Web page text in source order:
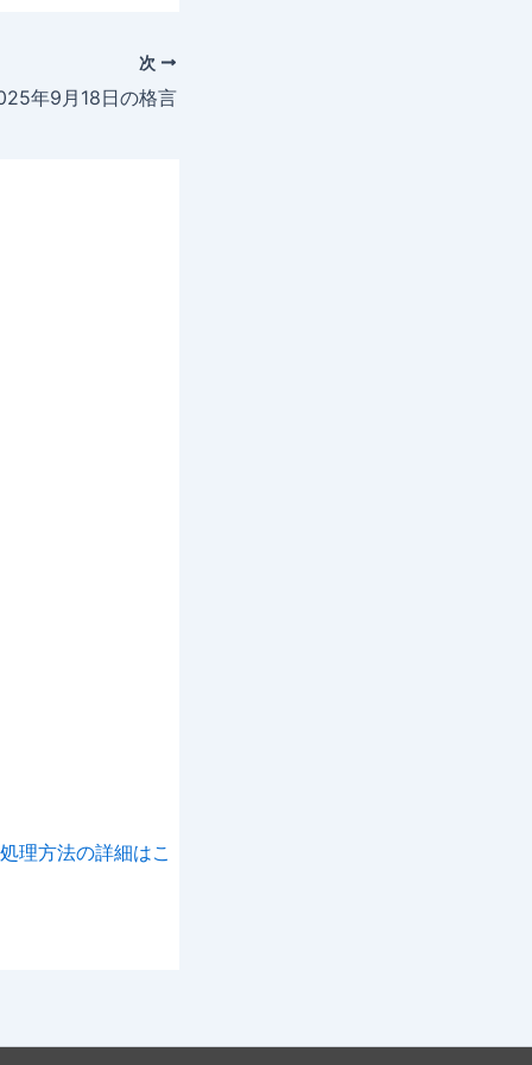
次
年9月18日の格言
理方法の詳細はこ